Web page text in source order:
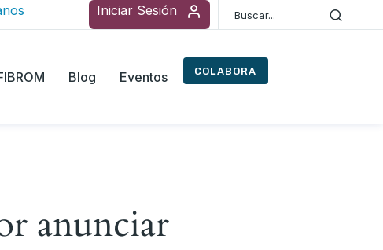
Iniciar Sesión
Blog Eventos COLABORA
anunciar